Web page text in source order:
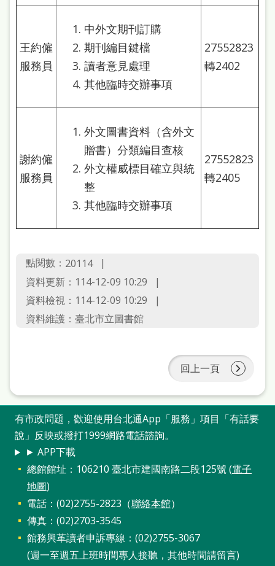
王約僱
服務員
中外文期刊訂購
期刊編目鍵檔
讀者意見處理
其他臨時交辦事項
27552823
轉2402
謝約僱
服務員
外文圖書資料（含外文
贈書）分類編目查核
外文權威標目確立與統
整
其他臨時交辦事項
27552823
轉2405
點閱數： 20114
資料更新：114-12-09 10:29
資料檢視：114-12-09 10:29
資料維護：臺北市立圖書館
回上一頁
有市政問題，歡迎使用台北通App「服務」項目「有話要
說」反映或撥打1999網路電話諮詢。
► APP下載
總館館址：106210 臺北市建國南路二段125號 (電子
地圖)
電話：(02)2755-2823（聯絡本館）
傳真：(02)2703-3545
館務興革讀者申訴專線：(02)2755-3067
(週一至週五上班時間專人接聽，其他時間請留言)